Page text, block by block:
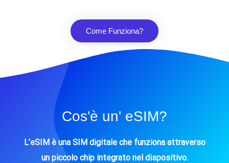
Come Funziona?
Cos'è un' eSIM?
L’eSIM è una SIM digitale che funziona attraverso
un piccolo chip integrato nel dispositivo.